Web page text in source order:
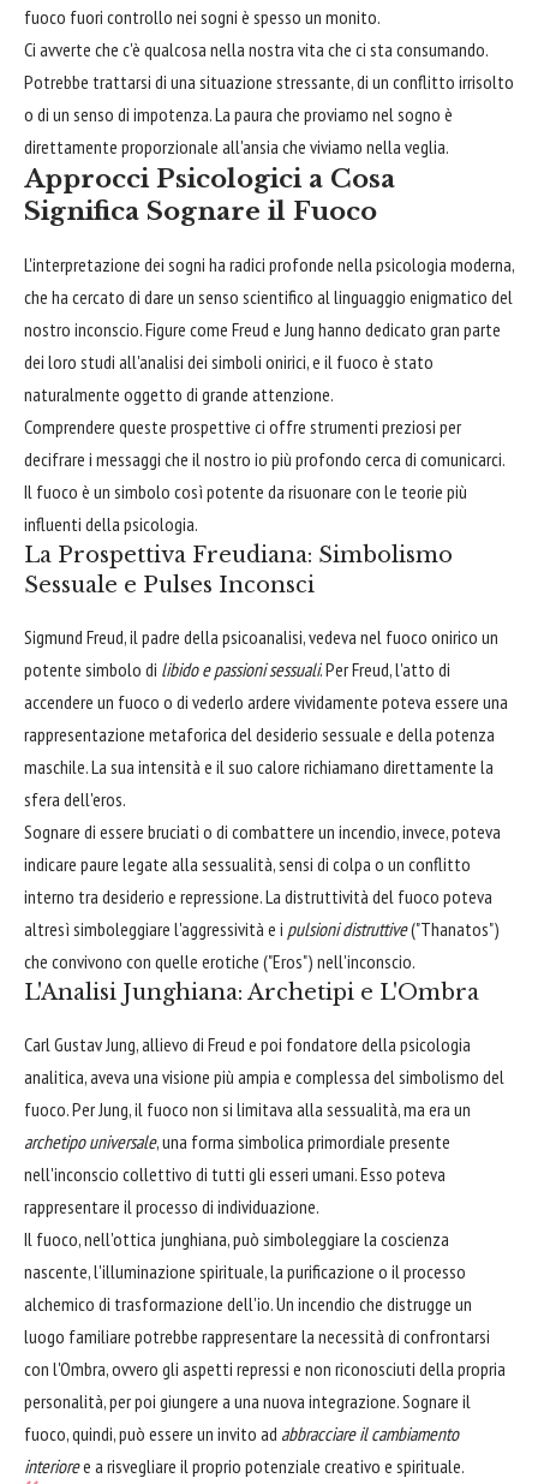
fuoco fuori controllo nei sogni è spesso un monito.
Ci avverte che c'è qualcosa nella nostra vita che ci sta consumando.
Potrebbe trattarsi di una situazione stressante, di un conflitto irrisolto
o di un senso di impotenza. La paura che proviamo nel sogno è
direttamente proporzionale all'ansia che viviamo nella veglia.
Approcci Psicologici a Cosa
Significa Sognare il Fuoco
L'interpretazione dei sogni ha radici profonde nella psicologia moderna,
che ha cercato di dare un senso scientifico al linguaggio enigmatico del
nostro inconscio. Figure come Freud e Jung hanno dedicato gran parte
dei loro studi all'analisi dei simboli onirici, e il fuoco è stato
naturalmente oggetto di grande attenzione.
Comprendere queste prospettive ci offre strumenti preziosi per
decifrare i messaggi che il nostro io più profondo cerca di comunicarci.
Il fuoco è un simbolo così potente da risuonare con le teorie più
influenti della psicologia.
La Prospettiva Freudiana: Simbolismo
Sessuale e Pulses Inconsci
Sigmund Freud, il padre della psicoanalisi, vedeva nel fuoco onirico un
potente simbolo di libido e passioni sessuali. Per Freud, l'atto di
accendere un fuoco o di vederlo ardere vividamente poteva essere una
rappresentazione metaforica del desiderio sessuale e della potenza
maschile. La sua intensità e il suo calore richiamano direttamente la
sfera dell'eros.
Sognare di essere bruciati o di combattere un incendio, invece, poteva
indicare paure legate alla sessualità, sensi di colpa o un conflitto
interno tra desiderio e repressione. La distruttività del fuoco poteva
altresì simboleggiare l'aggressività e i pulsioni distruttive("Thanatos")
che convivono con quelle erotiche ("Eros") nell'inconscio.
L'Analisi Junghiana: Archetipi e L'Ombra
Carl Gustav Jung, allievo di Freud e poi fondatore della psicologia
analitica, aveva una visione più ampia e complessa del simbolismo del
fuoco. Per Jung, il fuoco non si limitava alla sessualità, ma era un
archetipo universale, una forma simbolica primordiale presente
nell'inconscio collettivo di tutti gli esseri umani. Esso poteva
rappresentare il processo di individuazione.
Il fuoco, nell'ottica junghiana, può simboleggiare la coscienza
nascente, l'illuminazione spirituale, la purificazione o il processo
alchemico di trasformazione dell'io. Un incendio che distrugge un
luogo familiare potrebbe rappresentare la necessità di confrontarsi
con l'Ombra, ovvero gli aspetti repressi e non riconosciuti della propria
personalità, per poi giungere a una nuova integrazione. Sognare il
fuoco, quindi, può essere un invito ad abbracciare il cambiamento
interioree a risvegliare il proprio potenziale creativo e spirituale.